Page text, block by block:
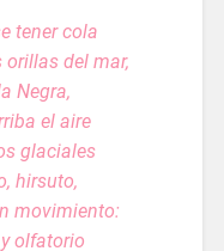
tener cola
del mar,
Negra,
el aire
glaciales
hirsuto,
movimiento:
olfatorio